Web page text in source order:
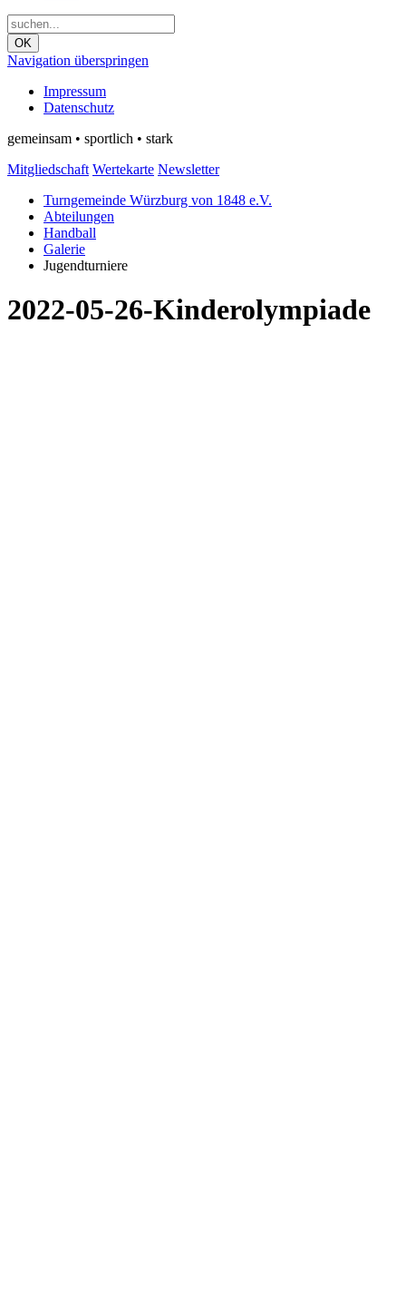
OK
Navigation überspringen
Impressum
Datenschutz
gemeinsam • sportlich • stark
Mitgliedschaft Wertekarte Newsletter
Turngemeinde Würzburg von 1848 e.V.
Abteilungen
Handball
Galerie
Jugendturniere
2022-05-26-Kinderolympiade